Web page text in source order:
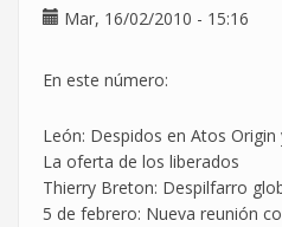
consultoría
Mar, 16/02/2010 - 15:16
En este número:
León: Despidos en Atos Origin
La oferta de los liberados
Thierry Breton: Despilfarro
5 de febrero: Nueva reunión